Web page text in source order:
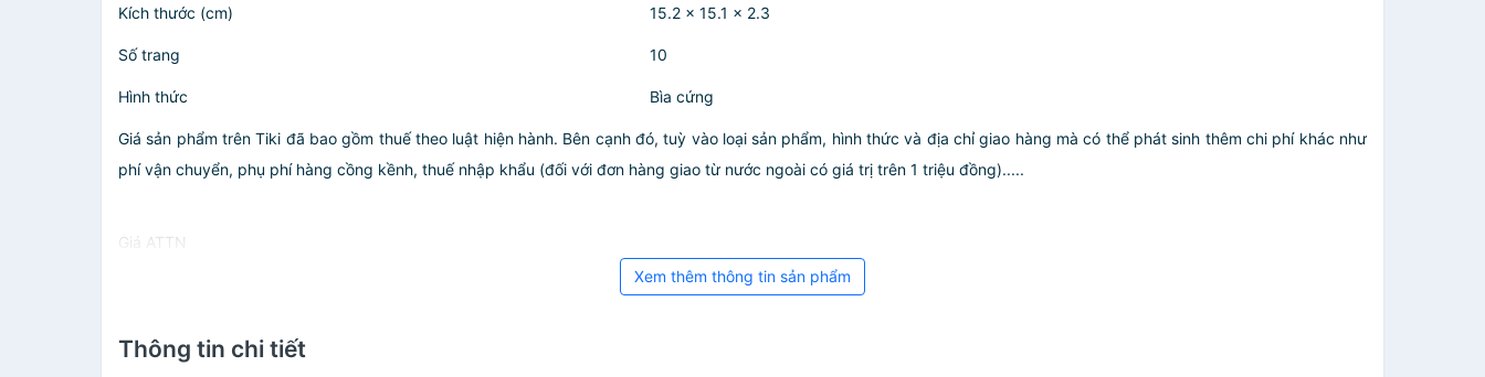
Kích thước (cm) 15.2 x 15.1 x 2.3
Số trang 10
Hình thức Bìa cứng
Giá sản phẩm trên Tiki đã bao gồm thuế theo luật hiện hành. Bên cạnh đó, tuỳ vào loại sản phẩm, hình thức và địa chỉ giao hàng mà có thể phát sinh thêm chi phí khác như
phí vận chuyển, phụ phí hàng cồng kềnh, thuế nhập khẩu (đối với đơn hàng giao từ nước ngoài có giá trị trên 1 triệu đồng).....
Giá ATTN
Xem thêm thông tin sản phẩm
Thông tin chi tiết